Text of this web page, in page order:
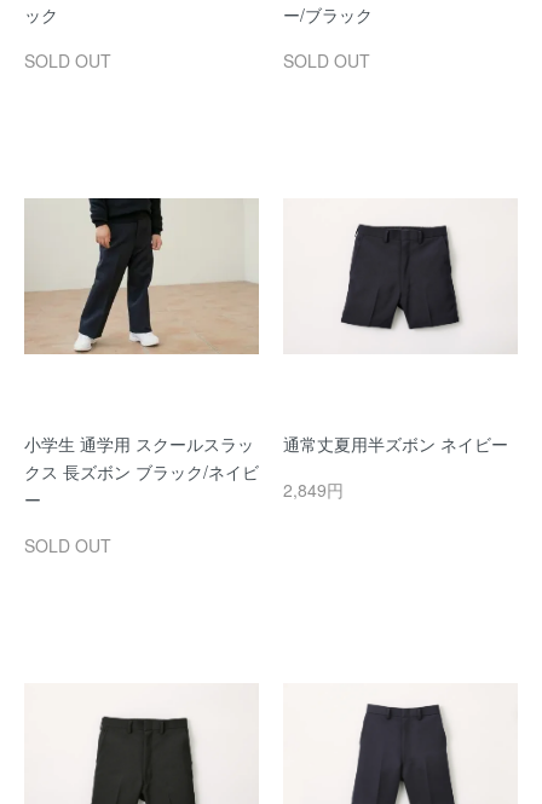
ック
SOLD OUT
ー/ブラック
SOLD OUT
小学生 通学用 スクールスラッ
クス 長ズボン ブラック/ネイビ
ー
SOLD OUT
通常丈夏用半ズボン ネイビー
2,849円